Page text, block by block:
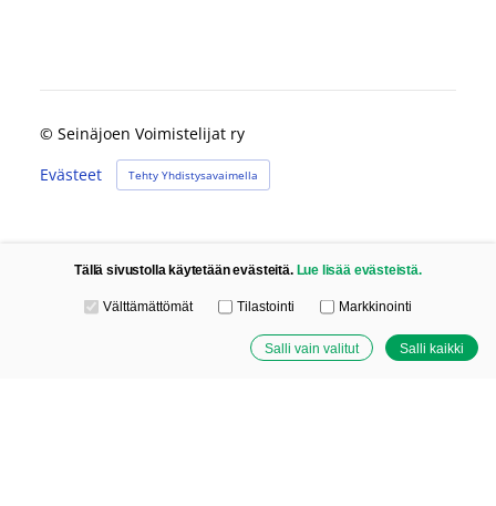
© Seinäjoen Voimistelijat ry
Evästeet
Tehty Yhdistysavaimella
Tällä sivustolla käytetään evästeitä. Lue lisää evästeistä.
Valitse käytettävät evästeet
Välttämättömät Tilastointi Markkinointi
Salli vain valitut Salli kaikki